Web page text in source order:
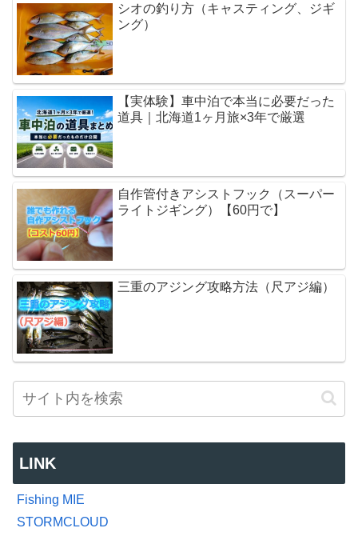
シオの釣り方（キャスティング、ジギ
ング）
【実体験】車中泊で本当に必要だった
道具｜北海道1ヶ月旅×3年で厳選
自作管付きアシストフック（スーパー
ライトジギング）【60円で】
三重のアジング攻略方法（尺アジ編）
LINK
Fishing MIE
STORMCLOUD